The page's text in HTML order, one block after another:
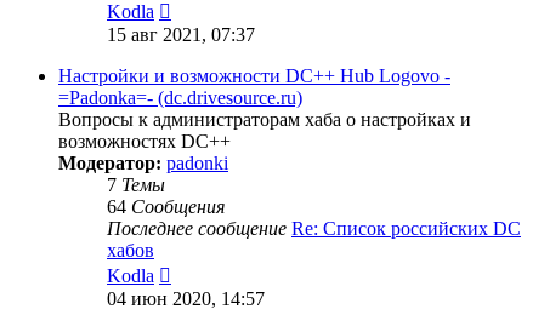
Kodla
к
последнему
сообщению
15 авг 2021, 07:37
Настройки и возможности DC++ Hub Logovo -
=Padonka=- (dc.drivesource.ru)
Вопросы к администраторам хаба о настройках и
возможностях DC++
Модератор: padonki
7 Темы
64 Сообщения
Последнее сообщение Re: Список российских DC
хабов
Kodla
к
последнему
04 июн 2020, 14:57